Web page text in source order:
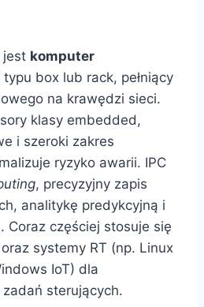
jest komputer
typu box lub rack, pełniący
na krawędzi sieci.
klasy embedded,
i szeroki zakres
ryzyko awarii. IPC
, precyzyjny zapis
analitykę predykcyjną i
Coraz częściej stosuje się
systemy RT (np. Linux
IoT) dla
sterujących.